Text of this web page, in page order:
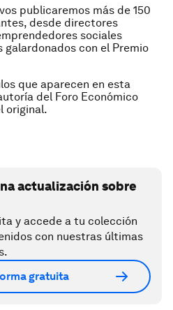
publicaremos más de 150
desde directores
sociales
con el Premio
que aparecen en esta
del Foro Económico
original.
actualización sobre
y accede a tu colección
con nuestras últimas
gratuita